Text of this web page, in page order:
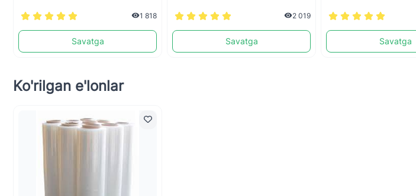
1 818
Savatga
2 019
Savatga Savatga
Ko'rilgan e'lonlar